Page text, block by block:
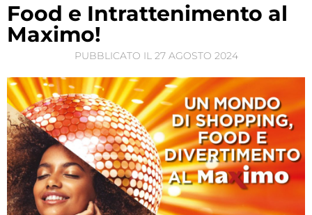
Food e Intrattenimento al
Maximo!
PUBBLICATO IL 27 AGOSTO 2024